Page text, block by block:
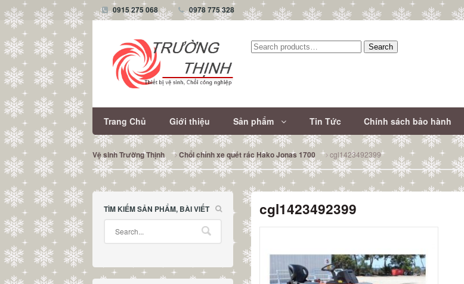
0915 275 068 0978 775 328
Tìm
Search
Trang Chủ Giới thiệu Sản phẩm Tin Tức Chính sách bảo hành
Vệ sinh Trường Thịnh Chổi chính xe quét rác Hako Jonas 1700 cgl1423492399
cgl1423492399
TÌM KIẾM SẢN PHẨM, BÀI VIẾT